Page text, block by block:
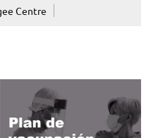
Centre